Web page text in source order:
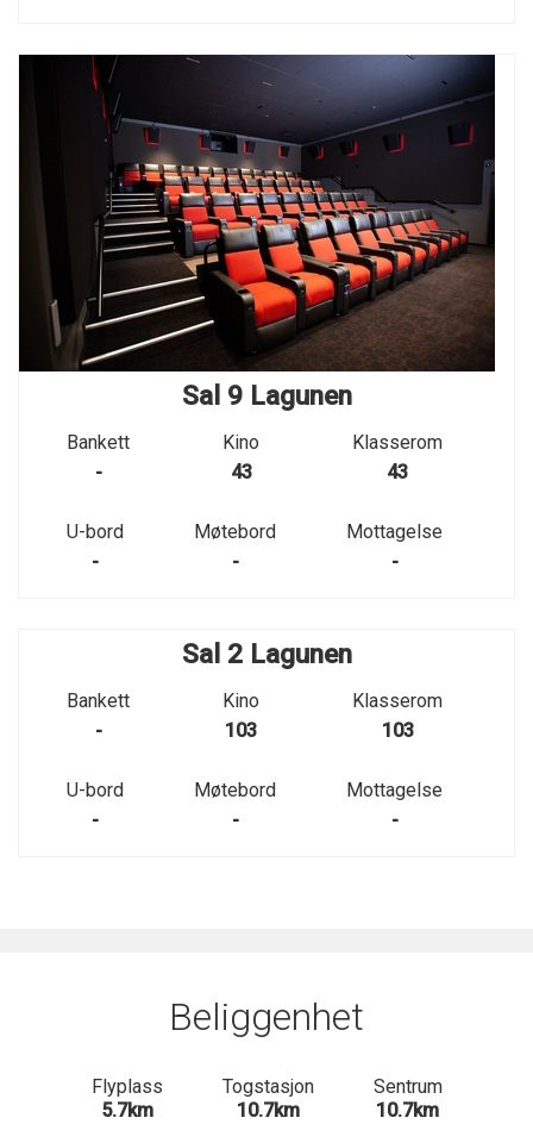
Sal 9 Lagunen
Bankett
-
Kino
43
Klasserom
43
U-bord
-
Møtebord
-
Mottagelse
-
Sal 2 Lagunen
Bankett
-
Kino
103
Klasserom
103
U-bord
-
Møtebord
-
Mottagelse
-
Beliggenhet
Flyplass
5.7km
Togstasjon
10.7km
Sentrum
10.7km